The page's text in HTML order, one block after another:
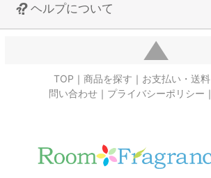
ヘルプについて
TOP 商品を探す お支払い・送料
問い合わせ
プライバシーポリシー